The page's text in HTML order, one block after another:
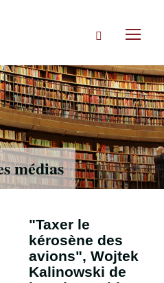
Rechercher
médias
"Taxer le
kérosène des
avions", Wojtek
Kalinowski de